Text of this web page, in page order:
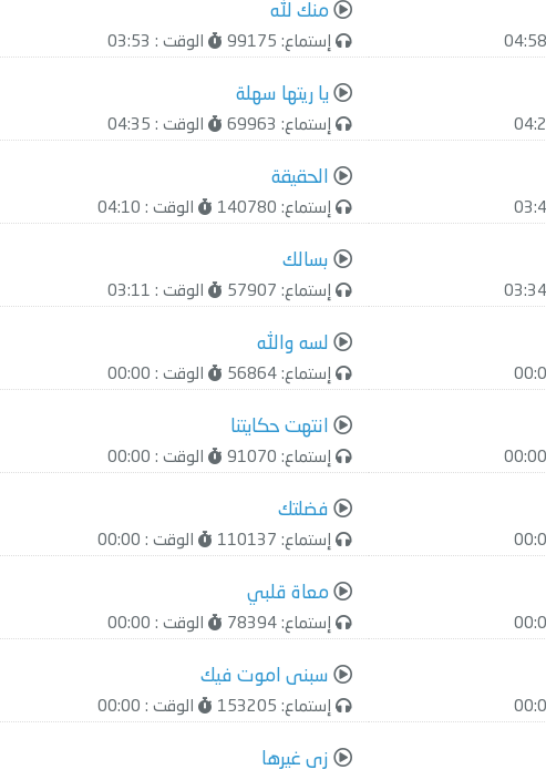
منك لله
إستماع: 99175 الوقت : 03:53
يا ريتها سهلة
إستماع: 69963 الوقت : 04:35
الحقيقة
إستماع: 140780 الوقت : 04:10
بسالك
إستماع: 57907 الوقت : 03:11
لسه والله
إستماع: 56864 الوقت : 00:00
انتهت حكايتنا
إستماع: 91070 الوقت : 00:00
فضلتك
إستماع: 110137 الوقت : 00:00
معاة قلبي
إستماع: 78394 الوقت : 00:00
سبنى اموت فيك
إستماع: 153205 الوقت : 00:00
زى غيرها